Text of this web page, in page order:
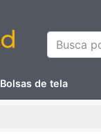
Busca
Bolsas de tela